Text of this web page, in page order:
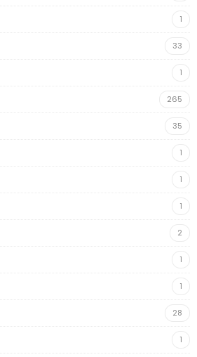
1
33
1
265
35
1
1
1
2
1
1
28
1